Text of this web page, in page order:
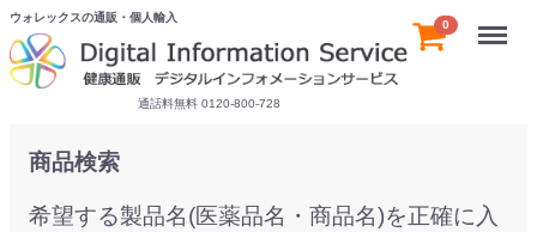
ウォレックスの通販・個人輸入
通話料無料 0120-800-728
0 Menu
商品検索
希望する製品名(医薬品名・商品名)を正確に入